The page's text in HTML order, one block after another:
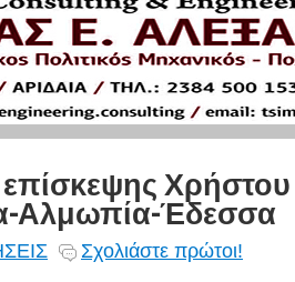
Αλμωπία-Έδεσσα
Σχολιάστε πρώτοι!